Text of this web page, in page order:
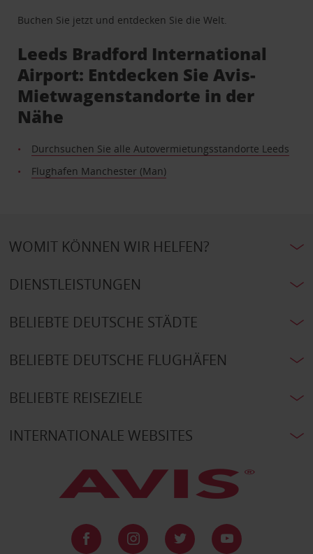
Buchen Sie jetzt und entdecken Sie die Welt.
Leeds Bradford International
Airport: Entdecken Sie Avis-
Mietwagenstandorte in der
Nähe
Durchsuchen Sie alle Autovermietungsstandorte Leeds
Flughafen Manchester (Man)
WOMIT KÖNNEN WIR HELFEN?
DIENSTLEISTUNGEN
BELIEBTE DEUTSCHE STÄDTE
BELIEBTE DEUTSCHE FLUGHÄFEN
BELIEBTE REISEZIELE
INTERNATIONALE WEBSITES